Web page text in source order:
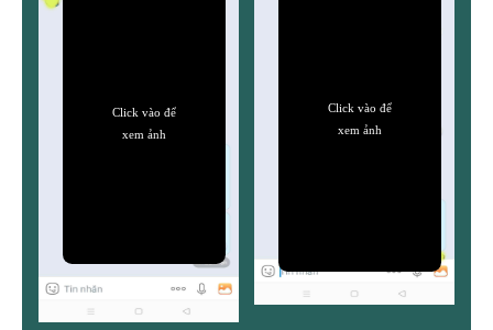
Click vào để
xem ảnh
Click vào để
xem ảnh